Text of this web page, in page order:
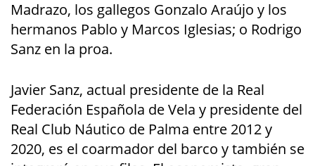
Madrazo, los gallegos Gonzalo Araújo y los
hermanos Pablo y Marcos Iglesias; o Rodrigo
Sanz en la proa.
Javier Sanz, actual presidente de la Real
Federación Española de Vela y presidente del
Real Club Náutico de Palma entre 2012 y
2020, es el coarmador del barco y también se